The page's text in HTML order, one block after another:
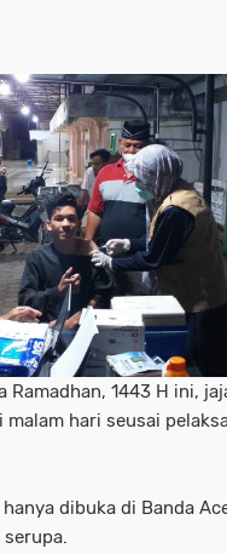
Ramadhan, 1443 H ini,
hari seusai
dibuka di Banda